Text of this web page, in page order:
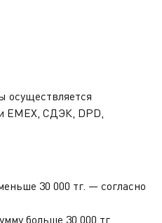
осуществляется
EMEX, СДЭК, DPD,
30 000 тг. — согласно
больше 30 000 тг.